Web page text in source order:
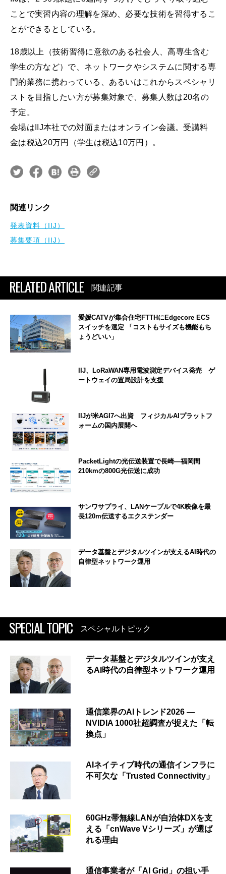
ことで実習内容の理解を深め、必要な技術を習得するこ
とができるとしている。
18歳以上（技術習得に意欲のある社会人、高専生含む
学生の方など）で、ネットワークやシステムに関する専
門的業務に携わっている、あるいはこれからスペシャリ
ストを目指したい方が募集対象で、募集人数は20名の
予定。
会場はIIJ本社での対面またはオンライン会議。受講料
金は税込20万円（学生は税込10万円）。
関連リンク
発表資料（IIJ）
募集要項（IIJ）
RELATED ARTICLE 関連記事
愛媛CATVが集合住宅FTTHにEdgecore ECS
スイッチを選定 「コストもサイズも機能もち
ょうどいい」
IIJ、LoRaWAN専用電波測定デバイス発売 ゲ
ートウェイの置局設計を支援
IIJが米AGI7へ出資 フィジカルAIプラットフ
ォームの国内展開へ
PacketLightの光伝送装置で長崎―福岡間
210kmの800G光伝送に成功
サンワサプライ、LANケーブルで4K映像を最
長120m伝送するエクステンダー
データ基盤とデジタルツインが支えるAI時代の
自律型ネットワーク運用
SPECIAL TOPIC スペシャルトピック
データ基盤とデジタルツインが支え
るAI時代の自律型ネットワーク運用
通信業界のAIトレンド2026 ―
NVIDIA 1000社超調査が捉えた「転
換点」
AIネイティブ時代の通信インフラに
不可欠な「Trusted Connectivity」
60GHz帯無線LANが自治体DXを支
える「cnWave Vシリーズ」が選ば
れる理由
通信事業者が「AI Grid」の担い手